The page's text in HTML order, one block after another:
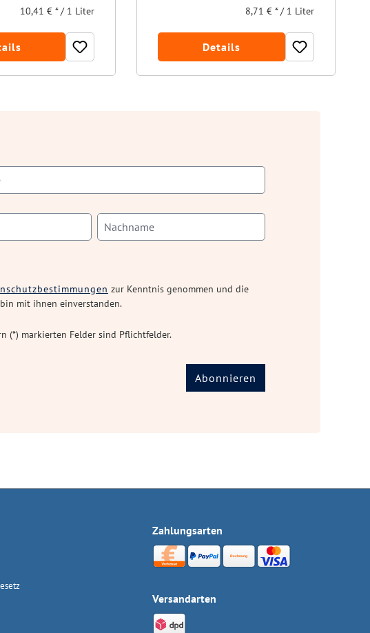
10,41 € * / 1 Liter 8,71 € * / 1 Liter
Details
zur Kenntnis genommen und die
mit ihnen einverstanden.
(*) markierten Felder sind Pflichtfelder.
Abonnieren
Zahlungsarten
Versandarten